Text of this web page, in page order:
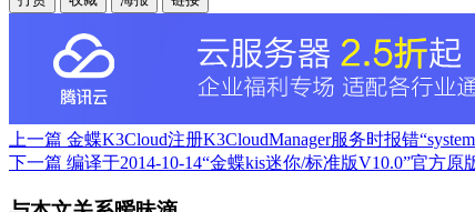
上一篇 金蝶K3Cloud注册K3CloudManager服务时报错
下一篇 编译于2014-10-14“金蝶kis迷你/标准版V10.0”官方